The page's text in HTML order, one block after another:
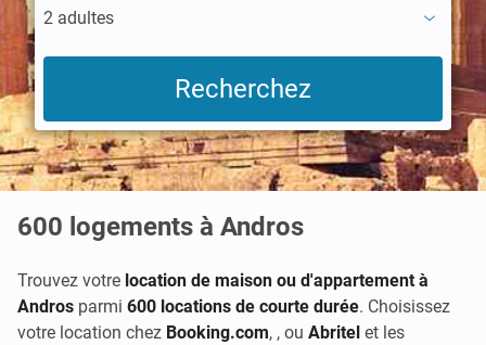
2 adultes
600 logements à Andros
Trouvez votre location de maison ou d'appartement à
Andros parmi 600 locations de courte durée. Choisissez
votre location chez Booking.com, , ou Abritel et les